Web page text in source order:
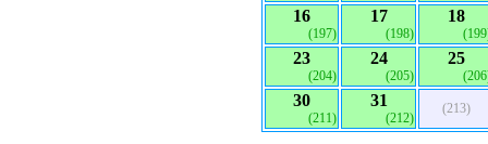
16
(197)
17
(198)
18
23
(204)
24
(205)
25
30
(211)
31
(212)
(213)